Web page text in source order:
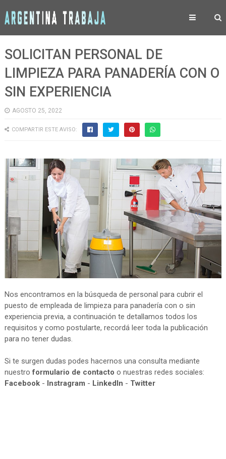
SOLICITAN PERSONAL DE
LIMPIEZA PARA PANADERÍA CON O
SIN EXPERIENCIA
AGOSTO 25, 2022
COMPARTIR ESTE AVISO:
Nos encontramos en la búsqueda de personal para cubrir el
puesto de empleada de limpieza para panadería con o sin
experiencia previa, a continuación te detallamos todos los
requisitos y como postularte, recordá leer toda la publicación
para no tener dudas.
Si te surgen dudas podes hacernos una consulta mediante
nuestroformulario de contacto o nuestras redes sociales:
Facebook- Instragram - LinkedIn - Twitter